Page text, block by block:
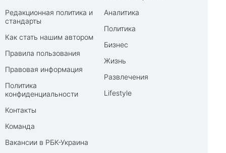
Редакционная политика и
стандарты
Как стать нашим автором
Правила пользования
Правовая информация
Политика
конфиденциальности
Контакты
Команда
Вакансии в РБК-Украина
Аналитика
Политика
Бизнес
Жизнь
Развлечения
Lifestyle